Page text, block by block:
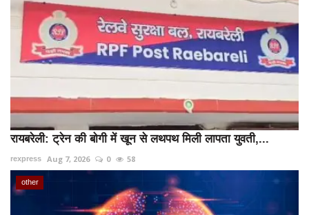
रायबरेली: ट्रेन की बोगी में खून से लथपथ मिली लापता युवती,...
rexpress Aug 7, 2026 0 58
other